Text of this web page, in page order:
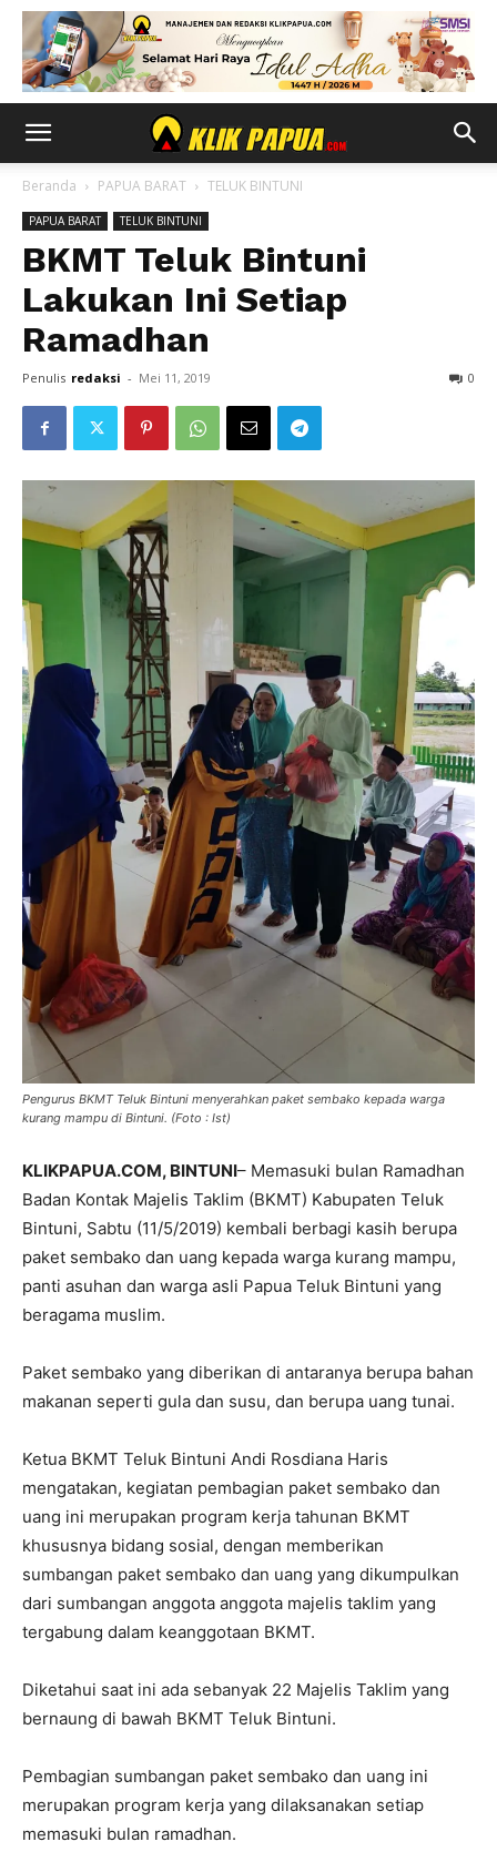
Beranda PAPUA BARAT TELUK BINTUNI
PAPUA BARAT TELUK BINTUNI
BKMT Teluk Bintuni
Lakukan Ini Setiap
Ramadhan
Penulis redaksi - Mei 11, 2019 0
Pengurus BKMT Teluk Bintuni menyerahkan paket sembako kepada warga
kurang mampu di Bintuni. (Foto : Ist)
KLIKPAPUA.COM, BINTUNI– Memasuki bulan Ramadhan
Badan Kontak Majelis Taklim (BKMT) Kabupaten Teluk
Bintuni, Sabtu (11/5/2019) kembali berbagi kasih berupa
paket sembako dan uang kepada warga kurang mampu,
panti asuhan dan warga asli Papua Teluk Bintuni yang
beragama muslim.
Paket sembako yang diberikan di antaranya berupa bahan
makanan seperti gula dan susu, dan berupa uang tunai.
Ketua BKMT Teluk Bintuni Andi Rosdiana Haris
mengatakan, kegiatan pembagian paket sembako dan
uang ini merupakan program kerja tahunan BKMT
khususnya bidang sosial, dengan memberikan
sumbangan paket sembako dan uang yang dikumpulkan
dari sumbangan anggota anggota majelis taklim yang
tergabung dalam keanggotaan BKMT.
Diketahui saat ini ada sebanyak 22 Majelis Taklim yang
bernaung di bawah BKMT Teluk Bintuni.
Pembagian sumbangan paket sembako dan uang ini
merupakan program kerja yang dilaksanakan setiap
memasuki bulan ramadhan.